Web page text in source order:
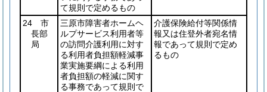
て規則で定めるもの
24 市
長部
局
三原市障害者ホームヘ
ルプサービス利用者等
の訪問介護利用に対す
る利用者負担額軽減事
業実施要綱による利用
者負担額の軽減に関す
る事務であって規則で
介護保険給付等関係情
報又は住登外者宛名情
報であって規則で定め
るもの